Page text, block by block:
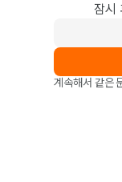
잠시
계속해서 같은